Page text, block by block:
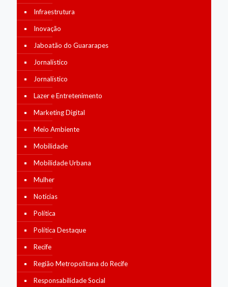
Infraestrutura
Inovação
Jaboatão do Guararapes
Jornalístico
Jornalístico
Lazer e Entretenimento
Marketing Digital
Meio Ambiente
Mobilidade
Mobilidade Urbana
Mulher
Notícias
Política
Política Destaque
Recife
Região Metropolitana do Recife
Responsabilidade Social